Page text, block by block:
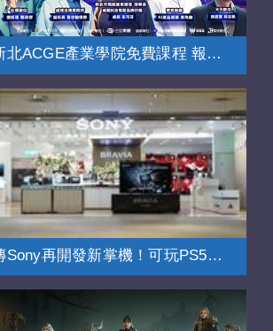
新北ACGE產業學院免費課程 報名開跑
傳Sony再開發新掌機！可玩PS5挑戰Switch